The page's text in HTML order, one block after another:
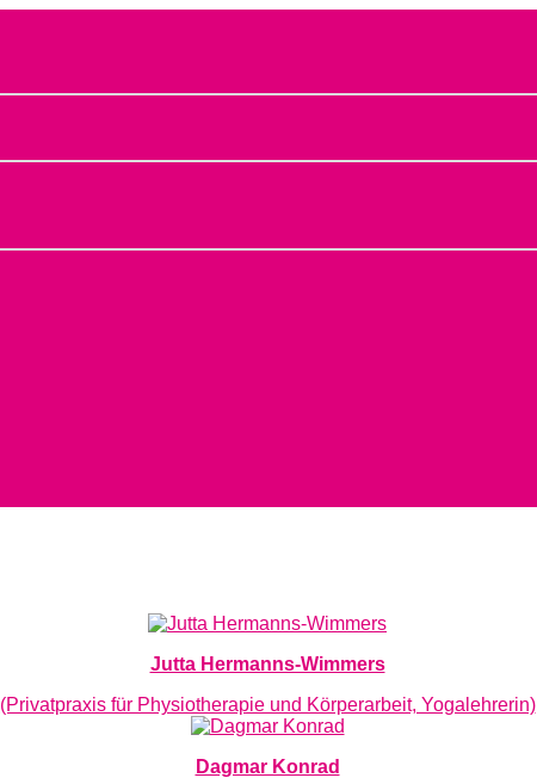
Jutta Hermanns-Wimmers
(Privatpraxis für Physiotherapie und Körperarbeit, Yogalehrerin)
Dagmar Konrad